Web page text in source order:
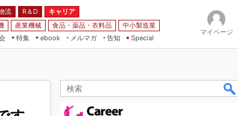
流 R＆D
キャリア
産業機械 食品・薬品・衣料品
中小製造業
特集
ebook
メルマガ
告知 Special
マイページ